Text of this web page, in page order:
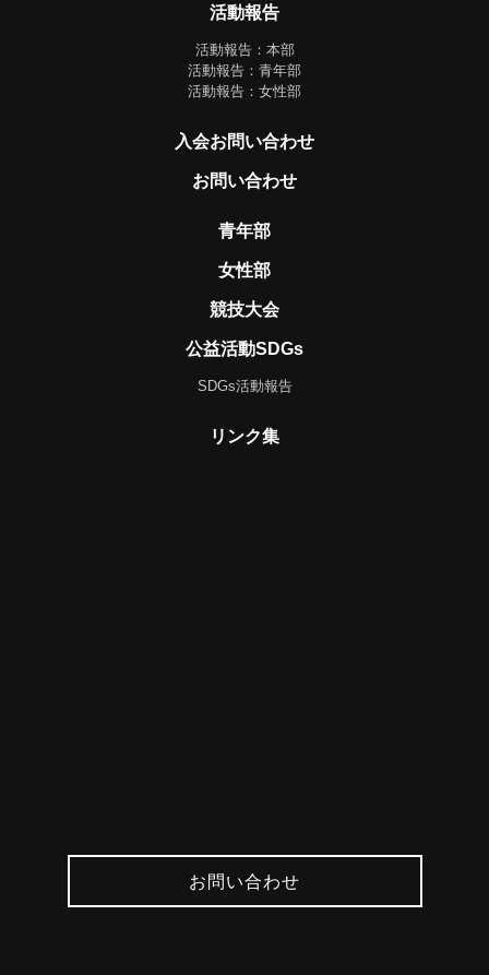
活動報告
活動報告：本部
活動報告：青年部
活動報告：女性部
入会お問い合わせ
お問い合わせ
青年部
女性部
競技大会
公益活動SDGs
SDGs活動報告
リンク集
お問い合わせ